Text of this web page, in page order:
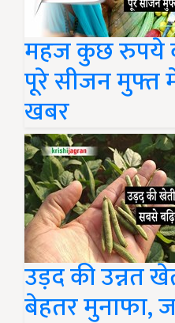
महज कुछ रुपये
पूरे सीजन मुफ्त
खबर
उड़द की उन्नत
बेहतर मुनाफा,